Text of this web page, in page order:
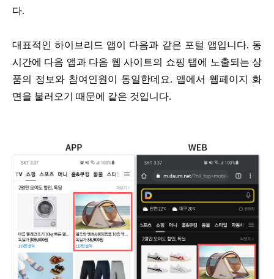
다.
대표적인 하이브리드 앱이 다음과 같은 포털 앱입니다. 동
시간에 다음 앱과 다음 웹 사이트의 쇼핑 탭에 노출되는 상
품의 정보와 참여인원이 동일한데요. 앱에서 웹페이지 화
면을 불러오기 때문에 같은 것입니다.